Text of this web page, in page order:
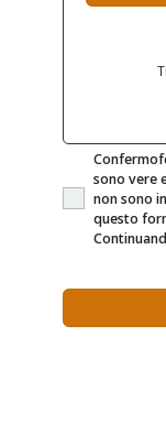
sono vere
non sono
questo